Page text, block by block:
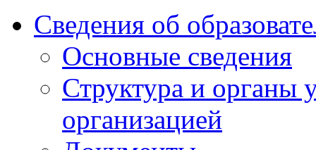
Сведения об
Основные сведения
Структура и органы
организацией